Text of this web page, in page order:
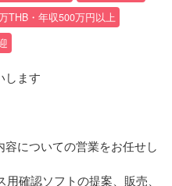
THB・年収500万円以上
します
についての営業をお任せし
確認ソフトの提案、販売、